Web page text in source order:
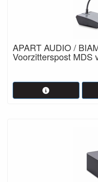
APART AUDIO /
Voorzitterspost MDS